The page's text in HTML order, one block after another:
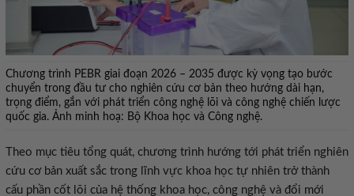
Chương trình PEBR giai đoạn 2026 – 2035 được kỳ vọng tạo bước
chuyển trong đầu tư cho nghiên cứu cơ bản theo hướng dài hạn,
trọng điểm, gắn với phát triển công nghệ lõi và công nghệ chiến lược
quốc gia. Ảnh minh hoạ: Bộ Khoa học và Công nghệ.
Theo mục tiêu tổng quát, chương trình hướng tới phát triển nghiên
cứu cơ bản xuất sắc trong lĩnh vực khoa học tự nhiên trở thành
cấu phần cốt lõi của hệ thống khoa học, công nghệ và đổi mới